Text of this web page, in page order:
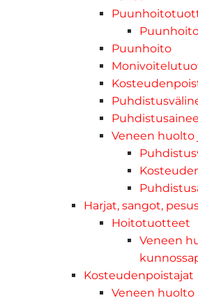
Puunhoito
Veneen huolto
Harjat, sangot,
Hoitotuotteet
Veneen
Kosteudenpoistajat
Veneen huolto